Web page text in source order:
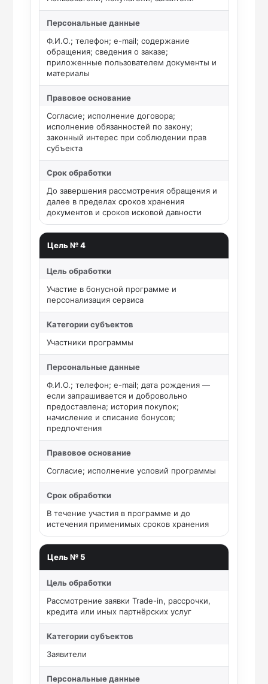
Персональные данные
Ф.И.О.; телефон; e-mail; содержание
обращения; сведения о заказе;
приложенные пользователем документы и
материалы
Правовое основание
Согласие; исполнение договора;
исполнение обязанностей по закону;
законный интерес при соблюдении прав
субъекта
Срок обработки
До завершения рассмотрения обращения и
далее в пределах сроков хранения
документов и сроков исковой давности
Цель № 4
Цель обработки
Участие в бонусной программе и
персонализация сервиса
Категории субъектов
Участники программы
Персональные данные
Ф.И.О.; телефон; e-mail; дата рождения —
если запрашивается и добровольно
предоставлена; история покупок;
начисление и списание бонусов;
предпочтения
Правовое основание
Согласие; исполнение условий программы
Срок обработки
В течение участия в программе и до
истечения применимых сроков хранения
Цель № 5
Цель обработки
Рассмотрение заявки Trade-in, рассрочки,
кредита или иных партнёрских услуг
Категории субъектов
Заявители
Персональные данные